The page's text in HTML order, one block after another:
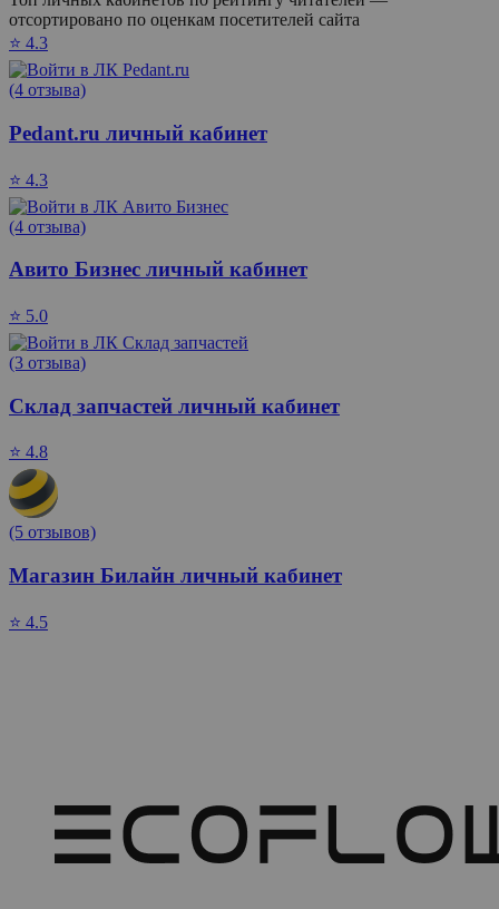
отсортировано по оценкам посетителей сайта
⭐ 4.3
(4 отзыва)
Pedant.ru личный кабинет
⭐ 4.3
(4 отзыва)
Авито Бизнес личный кабинет
⭐ 5.0
(3 отзыва)
Склад запчастей личный кабинет
⭐ 4.8
(5 отзывов)
Магазин Билайн личный кабинет
⭐ 4.5